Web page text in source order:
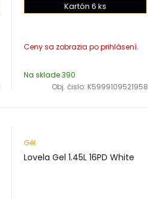
Kartón 6 ks
Na sklade 390
Obj. čislo: K5999109521958
Gél
Lovela Gel 1.45L 16PD White